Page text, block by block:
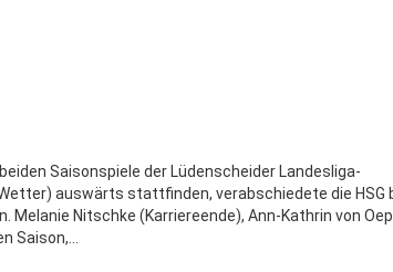
Saisonspiele der Lüdenscheider Landesliga-
auswärts stattfinden, verabschiedete die HSG
Melanie Nitschke (Karriereende), Ann-Kathrin von
Saison,…